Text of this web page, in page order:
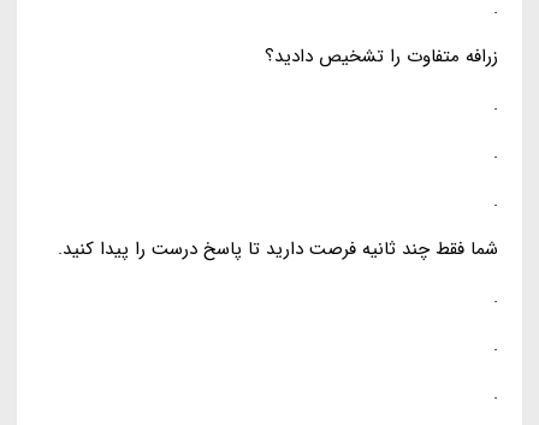
.
زرافه متفاوت را تشخیص دادید؟
.
.
.
شما فقط چند ثانیه فرصت دارید تا پاسخ درست را پیدا کنید.
.
.
.